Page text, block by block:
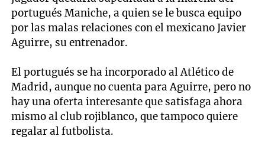
portugués Maniche, a quien se le busca equipo
por las malas relaciones con el mexicano Javier
Aguirre, su entrenador.
El portugués se ha incorporado al Atlético de
Madrid, aunque no cuenta para Aguirre, pero no
hay una oferta interesante que satisfaga ahora
mismo al club rojiblanco, que tampoco quiere
regalar al futbolista.